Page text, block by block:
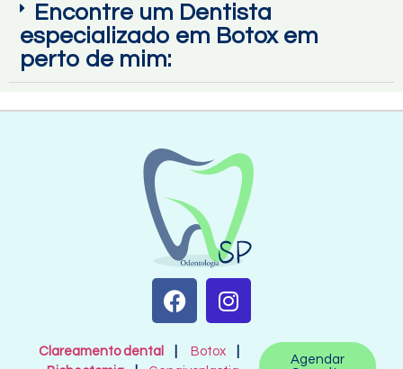
Encontre um Dentista
especializado em Botox em
perto de mim:
Clareamento dental Botox
Agendar